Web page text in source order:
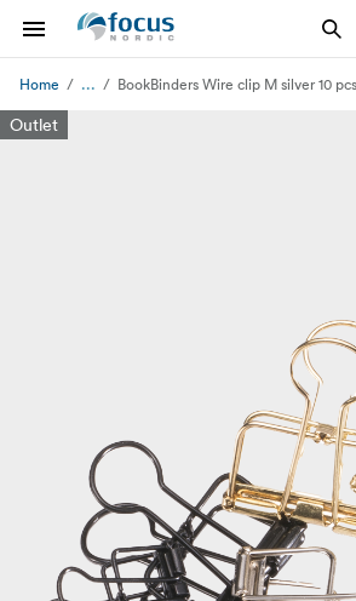
Home ... BookBinders Wire clip M silver 10
Outlet